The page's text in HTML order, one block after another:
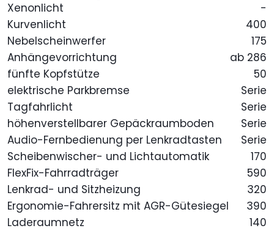
Xenonlicht
-
Kurvenlicht
400
Nebelscheinwerfer
175
Anhängevorrichtung
ab 286
fünfte Kopfstütze
50
elektrische Parkbremse
Serie
Tagfahrlicht
Serie
höhenverstellbarer Gepäckraumboden
Serie
Audio-Fernbedienung per Lenkradtasten
Serie
Scheibenwischer- und Lichtautomatik
170
FlexFix-Fahrradträger
590
Lenkrad- und Sitzheizung
320
Ergonomie-Fahrersitz mit AGR-Gütesiegel
390
Laderaumnetz
140